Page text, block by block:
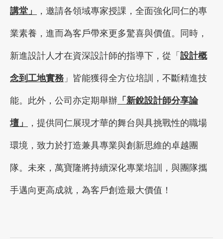
講堂」 ，邀請各領域專家授課，全面強化同仁的專
業素養，進而為客戶帶來更多驚喜與價值。同時，
新進設計人才在資深設計師的指導下，從「 設計概
念到工地實務 」皆能獲得全方位培訓，不斷精進技
能。此外，公司亦定期舉辦 「新銳設計師分享論
壇」 ，提供同仁展現才華的舞台與具挑戰性的職場
環境，致力於打造兼具專業與創新思維的卓越團
隊。未來，萬寶隆將持續深化專業培訓，與團隊攜
手邁向更高成就，為客戶創造最大價值！